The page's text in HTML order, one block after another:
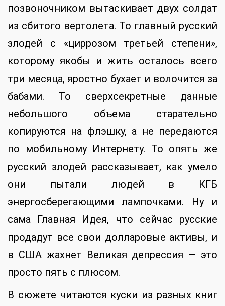
позвоночником вытаскивает двух солдат
из сбитого вертолета. То главный русский
злодей с «циррозом третьей степени»,
которому якобы и жить осталось всего
три месяца, яростно бухает и волочится за
бабами. То сверхсекретные данные
небольшого объема старательно
копируются на флэшку, а не передаются
по мобильному Интернету. То опять же
русский злодей рассказывает, как умело
они пытали людей в КГБ
энергосберегающими лампочками. Ну и
сама Главная Идея, что сейчас русские
продадут все свои долларовые активы, и
в США жахнет Великая депрессия — это
просто пять с плюсом.
В сюжете читаются куски из разных книг